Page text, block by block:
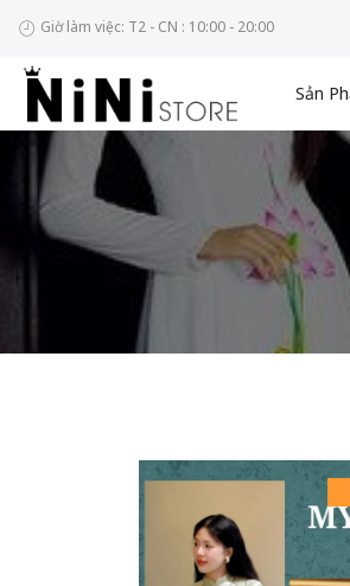
Giờ làm việc: T2 - CN : 10:00 - 20:00
Sản